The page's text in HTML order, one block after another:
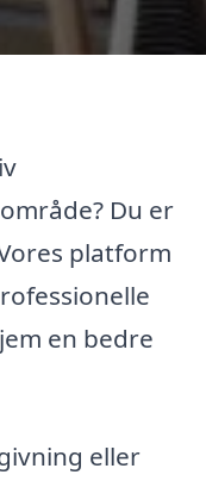
Du er
platform
en bedre
eller